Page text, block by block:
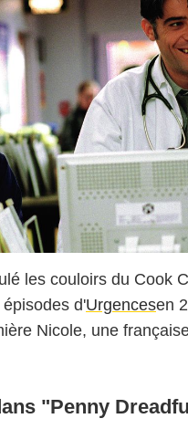
les couloirs du Cook
d'Urgencesen
Nicole, une
"Penny